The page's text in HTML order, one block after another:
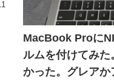
MacBook Proに
ルムを付けてみた
かった。グレア